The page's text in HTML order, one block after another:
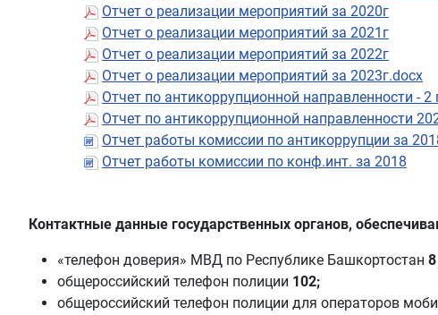
Отчет о реализации мероприятий за 2020г
Отчет о реализации мероприятий за 2021г
Отчет о реализации мероприятий за 2022г
Отчет о реализации мероприятий за 2023г.docx
Отчет по антикоррупционной направленности -
Отчет по антикоррупционной направленности
Отчет работы комиссии по антикоррупции за
Отчет работы комиссии по конф.инт. за 2018
Контактные данные государственных органов,
«телефон доверия» МВД по Республике Башкортостан
общероссийский телефон полиции 102;
общероссийский телефон полиции для операторов